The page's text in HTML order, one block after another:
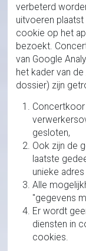
verbeterd
uitvoeren
cookie op het
bezoekt.
van Google
het kader van
dossier) zijn
gesloten,
Ook zijn de
laatste
unieke
Alle
"gegevens
Er wordt
diensten in
cookies.